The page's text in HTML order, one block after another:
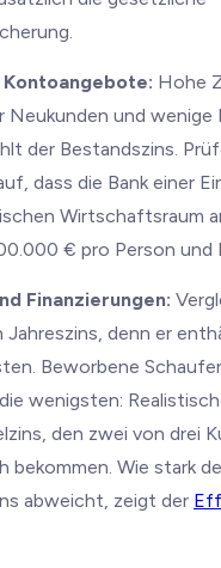
Kontoangebote: Hohe
und wenige
der Bestandszins.
dass die Bank einer
Wirtschaftsraum
€ pro Person und
Finanzierungen:
denn er
Beworbene
wenigsten:
den zwei von drei
bekommen. Wie stark
abweicht, zeigt der